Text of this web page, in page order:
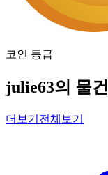
코인 등급
julie63의 물건
더보기 전체보기